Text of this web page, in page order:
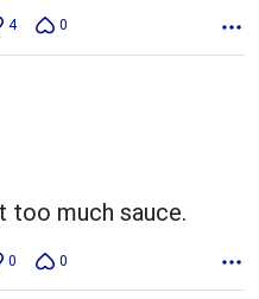
4 0
too much sauce.
0 0